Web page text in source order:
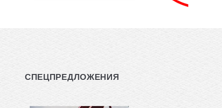
СПЕЦПРЕДЛОЖЕНИЯ